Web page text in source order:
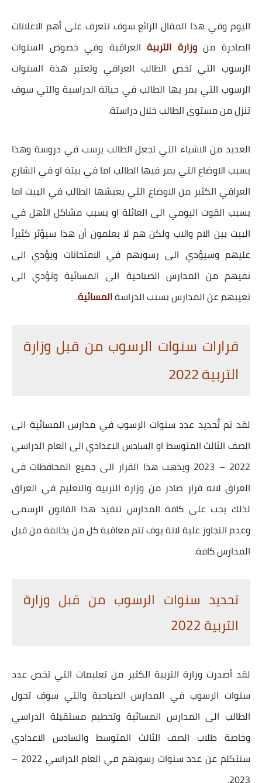
اليوم وفي هذا المقال الرائع سوف نتعرف على أهم الاعلانات
الصادرة منوزارة التربيةالعراقية وفي خصوص السنوات
الرسوب التي تخص الطالب العراقي وتعتبر هذة السنوات
الرسوب التي يمر بها الطالب في حياتة الدراسية والتي سوف
تنزل من مستوى الطالب خلال دراستة.
العديد من الاشياء التي تجعل الطالب يرسب في دروسة وهذا
بسبب الاوضاع التي يمر فيها الطالب اما في بيتة او في الشارع
العراقي الكثير من الاوضاع التي يعيشها الطالب في البيت اما
بسبب القوت اليومي الى العائلة او بسبب مشاكل الأهل في
البيت بين الام والاب ولكن هم لا يعلمون أن هذا سيؤثر كثيراً
عليهم وسيؤدي الى رسوبهم في الامتحانات ويؤدي الى
نفيهم من المدارس الصباحية الى المسائية وتؤدي الى
تغيبهم عن المدارس بسبب الدراسةالمسائية.
قرارات سنوات الرسوب من قبل وزارة
التربية 2022
لقد تم تُحديد عدد سنوات الرسوب في مدارس المسائية الى
الصف الثالث المتوسط او السادس الاعدادي الى العام الدراسي
2022 – 2023 ويذهب هذا القرار الى جميع المحافظات في
العراق لانه قرار صادر من وزارة التربية والتعليم في العراق
لذلك يجب على كافة المدارس تنفيذ هذا القانون الرسمي
وعدم التجاوز علية لانة يوف تتم معاقبة كل من يخالفة من قبل
المدارس كافة.
تحديد سنوات الرسوب من قبل وزارة
التربية 2022
لقد أصدرت وزارة التربية الكثير من تعليمات التي تخص عدد
سنوات الرسوب في المدارس الصباحية والتي سوف تحول
الطالب الى المدارس المسائية وتحطيم مستقبلة الدراسي
وخاصة طلاب الصف الثالث المتوسط والسادس الاعدادي
سنتكلم عن عدد سنوات رسوبهم في العام الدراسي 2022 –
2023.